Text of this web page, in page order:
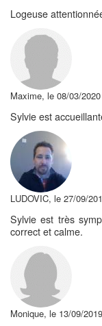
Logeuse
Maxime, le 08/03/2020
Sylvie est
LUDOVIC, le 27/09/
Sylvie est très
correct et calme.
Monique, le 13/09/2019